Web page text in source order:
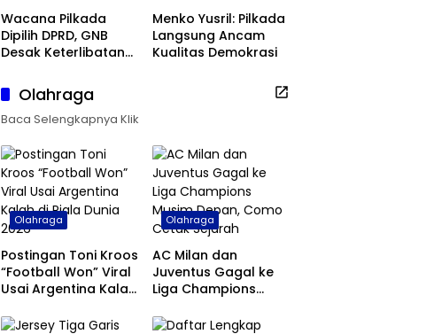
Wacana Pilkada
Dipilih DPRD, GNB
Desak Keterlibatan
Menko Yusril: Pilkada
Langsung Ancam
Kualitas Demokrasi
Olahraga
Baca Selengkapnya Klik
Olahraga
Postingan Toni Kroos
“Football Won” Viral
Usai Argentina Kalah
Olahraga
AC Milan dan
Juventus Gagal ke
Liga Champions
Cetak Sejarah